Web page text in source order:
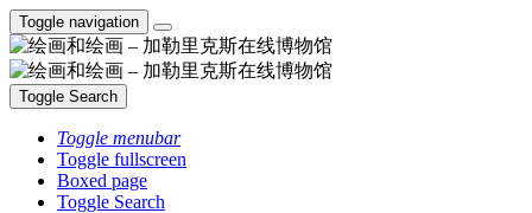
Toggle navigation
Toggle Search
Toggle menubar
Toggle fullscreen
Boxed page
Toggle Search